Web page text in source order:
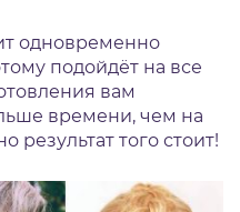
одновременно
подойдёт на все
вам
времени, чем на
результат того стоит!